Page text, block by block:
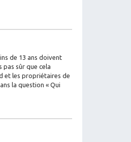
de 13 ans doivent
pas sûr que cela
et les propriétaires de
la question « Qui